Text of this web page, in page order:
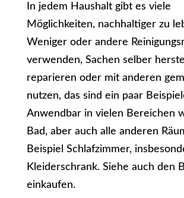
In jedem Haushalt gibt es viele
Möglichkeiten, nachhaltiger zu
Weniger oder andere
verwenden, Sachen selber
reparieren oder mit anderen
nutzen, das sind ein paar
Anwendbar in vielen Bereichen
Bad, aber auch alle anderen
Beispiel Schlafzimmer,
Kleiderschrank. Siehe auch den
einkaufen.